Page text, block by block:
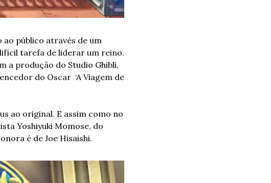
público através de um
tarefa de liderar um reino.
a produção do Studio Ghibli,
do Oscar  ‘A Viagem de
ao original. E assim como no
Yoshiyuki Momose, do
é de Joe Hisaishi.